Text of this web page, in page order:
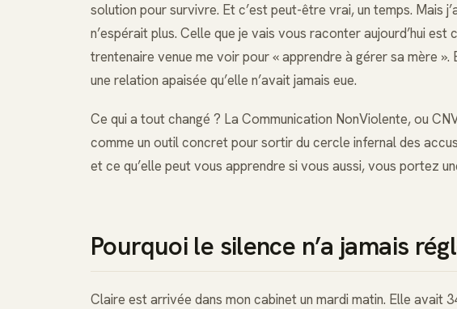
solution pour survivre. Et c’est peut-être vrai, un temps. Mais
n’espérait plus. Celle que je vais vous raconter aujourd’hui est
trentenaire venue me voir pour « apprendre à gérer sa mère
une relation apaisée qu’elle n’avait jamais eue.
Ce qui a tout changé ? La Communication NonViolente, ou
comme un outil concret pour sortir du cercle infernal des
et ce qu’elle peut vous apprendre si vous aussi, vous portez
Pourquoi le silence n’a jamais
Claire est arrivée dans mon cabinet un mardi matin. Elle avait